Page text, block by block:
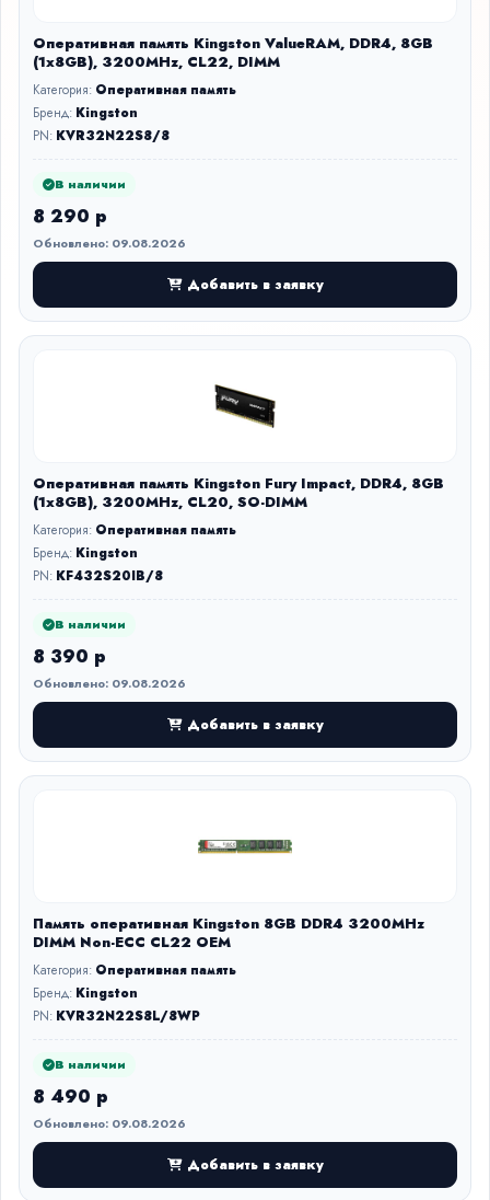
Оперативная память Kingston ValueRAM, DDR4, 8GB
(1x8GB), 3200MHz, CL22, DIMM
Категория: Оперативная память
Бренд: Kingston
PN: KVR32N22S8/8
В наличии
8 290 р
Обновлено: 09.08.2026
Добавить в заявку
Оперативная память Kingston Fury Impact, DDR4, 8GB
(1x8GB), 3200MHz, CL20, SO-DIMM
Категория: Оперативная память
Бренд: Kingston
PN: KF432S20IB/8
В наличии
8 390 р
Обновлено: 09.08.2026
Добавить в заявку
Память оперативная Kingston 8GB DDR4 3200MHz
DIMM Non-ECC CL22 OEM
Категория: Оперативная память
Бренд: Kingston
PN: KVR32N22S8L/8WP
В наличии
8 490 р
Обновлено: 09.08.2026
Добавить в заявку